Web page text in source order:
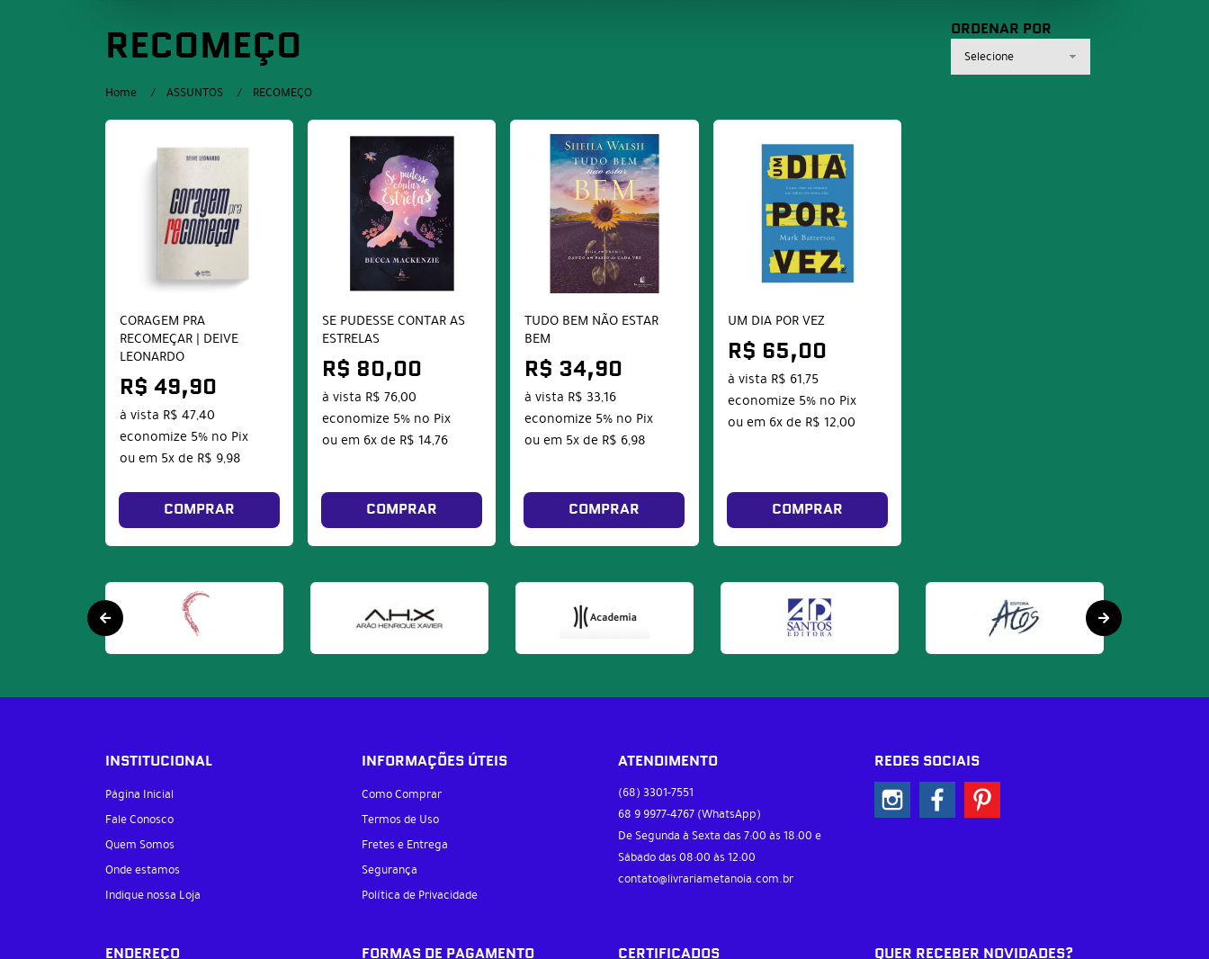
RECOMEÇO
Home ASSUNTOS RECOMEÇO
ORDENAR POR
Selecione
CORAGEM PRA
RECOMEÇAR | DEIVE
LEONARDO
R$ 49,90
à vista R$ 47,40
economize 5% no Pix
ou em 5xde R$ 9,98
COMPRAR
SE PUDESSE CONTAR AS
ESTRELAS
R$ 80,00
à vista R$ 76,00
economize 5% no Pix
ou em 6xde R$ 14,76
COMPRAR
TUDO BEM NÃO ESTAR
BEM
R$ 34,90
à vista R$ 33,16
economize 5% no Pix
ou em 5xde R$ 6,98
COMPRAR
UM DIA POR VEZ
R$ 65,00
à vista R$ 61,75
economize 5% no Pix
ou em 6xde R$ 12,00
COMPRAR
INSTITUCIONAL
Página Inicial
Fale Conosco
Quem Somos
Onde estamos
Indique nossa Loja
INFORMAÇÕES ÚTEIS
Como Comprar
Termos de Uso
Fretes e Entrega
Segurança
Política de Privacidade
ATENDIMENTO
(68) 3301-7551
68 9 9977-4767 (WhatsApp)
De Segunda à Sexta das 7:00 às 18:00 e
Sábado das 08:00 às 12:00
contato@livrariametanoia.com.br
REDES SOCIAIS
ENDEREÇO FORMAS DE PAGAMENTO CERTIFICADOS QUER RECEBER NOVIDADES?